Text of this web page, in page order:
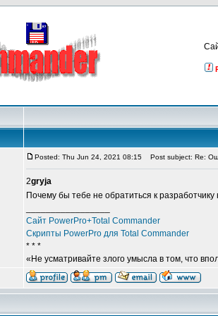
Posted: Thu Jun 24, 2021 08:15 Post subject: Re:
2gryja
Почему бы тебе не обратиться к
Сайт PowerPro+Total Commander
Скрипты PowerPro для Total Commander
* * *
«Не усматривайте злого умысла в том, что